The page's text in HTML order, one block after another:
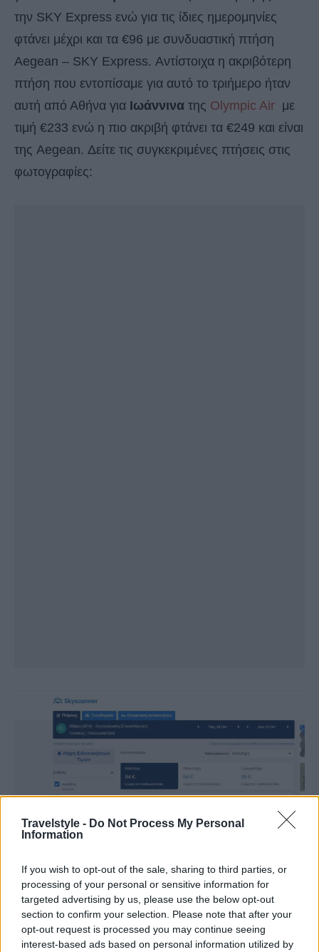
Travelstyle - Do Not Process My Personal
Information
If you wish to opt-out of the sale, sharing to third parties, or
processing of your personal or sensitive information for
targeted advertising by us, please use the below opt-out
section to confirm your selection. Please note that after your
opt-out request is processed you may continue seeing
interest-based ads based on personal information utilized by
την SKY Express ενώ για τις ίδιες ημερομηνίες
φτάνει μέχρι και τα €96 με συνδυαστική πτήση
Aegean – SKY Express. Αντίστοιχα η ακριβότερη
πτήση που εντοπίσαμε για αυτό το τριήμερο ήταν
αυτή από Αθήνα για Ιωάννινα της Olympic Air με
τιμή €233 ενώ η πιο ακριβή φτάνει τα €249 και είναι
της Aegean. Δείτε τις συγκεκριμένες πτήσεις στις
φωτογραφίες: